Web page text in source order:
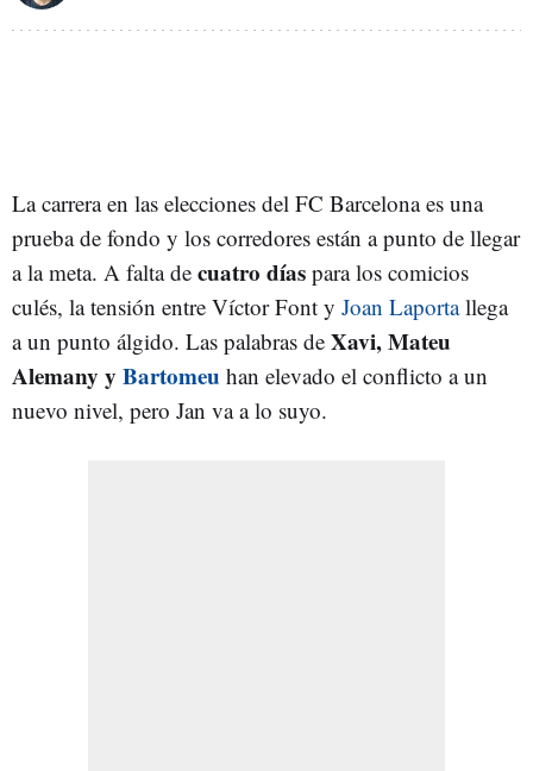
La carrera en las elecciones del FC Barcelona es una
prueba de fondo y los corredores están a punto de llegar
a la meta. A falta de cuatro días para los comicios
culés, la tensión entre Víctor Font y Joan Laportallega
a un punto álgido. Las palabras de Xavi, Mateu
Alemany y Bartomeu han elevado el conflicto a un
nuevo nivel, pero Jan va a lo suyo.